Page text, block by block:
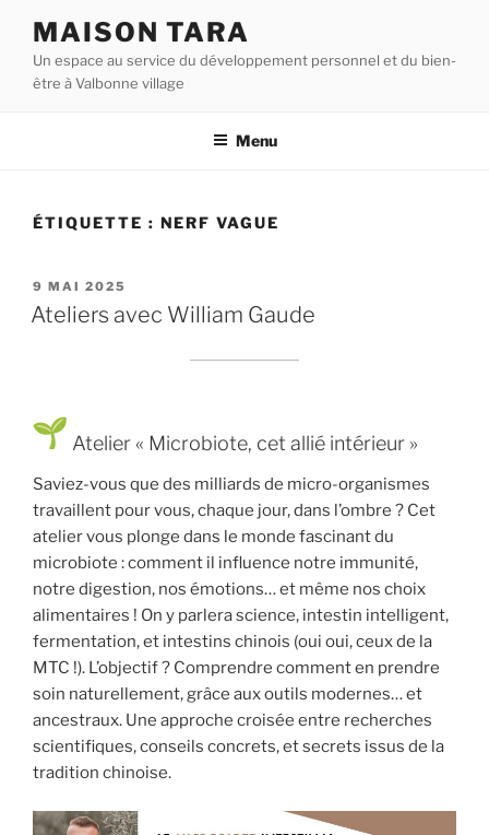
contenu
principal
MAISON TARA
Un espace au service du développement personnel et du bien-
être à Valbonne village
Menu
ÉTIQUETTE : NERF VAGUE
PUBLIÉ
LE
9 MAI 2025
Ateliers avec William Gaude
Atelier « Microbiote, cet allié intérieur »
Saviez-vous que des milliards de micro-organismes
travaillent pour vous, chaque jour, dans l’ombre ? Cet
atelier vous plonge dans le monde fascinant du
microbiote : comment il influence notre immunité,
notre digestion, nos émotions… et même nos choix
alimentaires ! On y parlera science, intestin intelligent,
fermentation, et intestins chinois (oui oui, ceux de la
MTC !). L’objectif ? Comprendre comment en prendre
soin naturellement, grâce aux outils modernes… et
ancestraux. Une approche croisée entre recherches
scientifiques, conseils concrets, et secrets issus de la
tradition chinoise.